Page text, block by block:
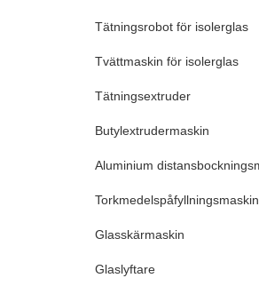
Tätningsrobot för isolerglas
Tvättmaskin för isolerglas
Tätningsextruder
Butylextrudermaskin
Torkmedelspåfyllningsmaskin
Glasskärmaskin
Glaslyftare